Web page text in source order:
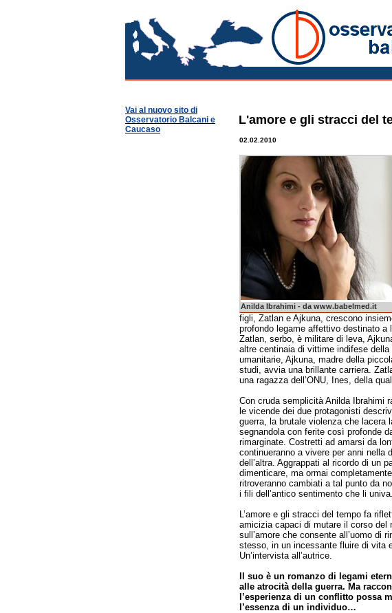
Vai al nuovo sito di
Osservatorio Balcani e
Caucaso
L'amore e gli stracci del
02.02.2010
Anilda Ibrahimi - da www.babelmed.it
figli, Zatlan e Ajkuna, crescono
profondo legame affettivo destinato a
Zatlan, serbo, è militare di leva,
altre centinaia di vittime indifese
umanitarie, Ajkuna, madre della
studi, avvia una brillante carriera.
una ragazza dell’ONU, Ines, della
Con cruda semplicità Anilda Ibrahimi
le vicende dei due protagonisti
guerra, la brutale violenza che lacera
segnandola con ferite così profonde
rimarginate. Costretti ad amarsi da
continueranno a vivere per anni nella
dell’altra. Aggrappati al ricordo di un
dimenticare, ma ormai
ritroveranno cambiati a tal punto da
i fili dell’antico sentimento che li univa.
L’amore e gli stracci del tempo fa
amicizia capaci di mutare il corso del
sull’amore che consente all’uomo di
stesso, in un incessante fluire di vita
Un’intervista all’autrice.
Il suo è un romanzo di legami
alle atrocità della guerra. Ma
l’esperienza di un conflitto possa
l’essenza di un individuo…